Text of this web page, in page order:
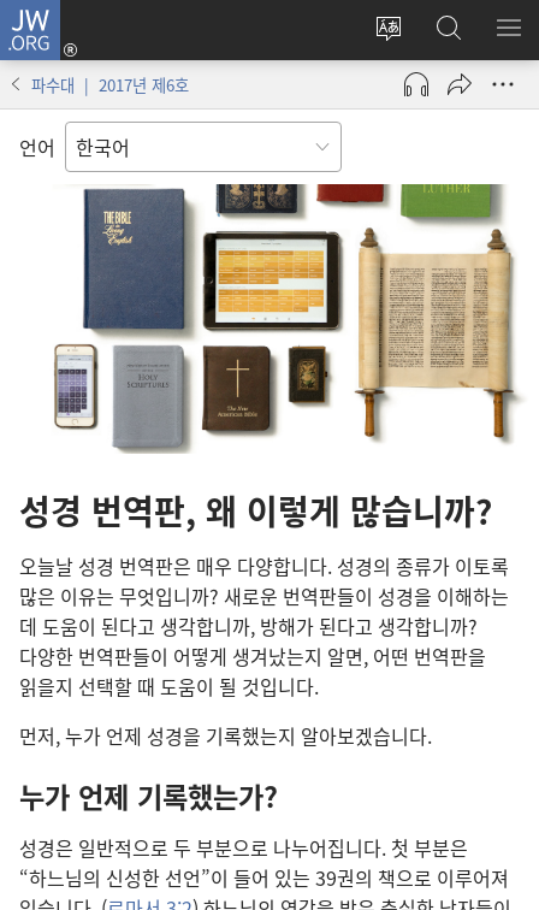
JW.ORG
사이트
언어
변경
로그인
(새로운
열기)
JW.ORG
검색
메
파수대 | 2017년 제6호
언어
성경 번역판, 왜 이렇게 많습니까?
오늘날 성경 번역판은 매우 다양합니다. 성경의 종류가 이토록
많은 이유는 무엇입니까? 새로운 번역판들이 성경을 이해하는
데 도움이 된다고 생각합니까, 방해가 된다고 생각합니까?
다양한 번역판들이 어떻게 생겨났는지 알면, 어떤 번역판을
읽을지 선택할 때 도움이 될 것입니다.
먼저, 누가 언제 성경을 기록했는지 알아보겠습니다.
누가 언제 기록했는가?
성경은 일반적으로 두 부분으로 나누어집니다. 첫 부분은
“하느님의 신성한 선언”이 들어 있는 39권의 책으로 이루어져